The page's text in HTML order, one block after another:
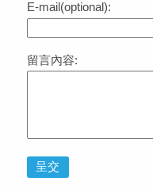
E-mail(optional):
留言內容:
呈交